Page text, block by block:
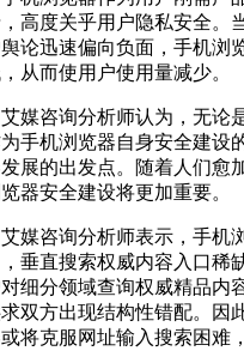
高度关乎用户隐私安全。
论迅速偏向负面，手机浏
从而使用户使用量减少。
咨询分析师认为，无论
手机浏览器自身安全建设
展的出发点。随着人们愈
器安全建设将更加重要。
咨询分析师表示，手机
垂直搜索权威内容入口稀
细分领域查询权威精品内
双方出现结构性错配。因
将克服网址输入搜索困难